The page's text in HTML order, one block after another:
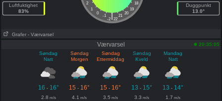
Luftfuktighet
83%
2
18
1
19
0
20
-1 21
|
-2 22
Duggpunkt
13.0°
Grafer - Værvarsel
Værvarsel
20:35:05
Søndag
Natt
Søndag
Morgen
Søndag
Ettermiddag
Søndag
Kveld
Mandag
Natt
16 - 16° 15 - 16° 15 - 16° 13 - 15° 13 - 14°
2.8 m/s 4.1 m/s 3.5 m/s 3.3 m/s 1.7 m/s